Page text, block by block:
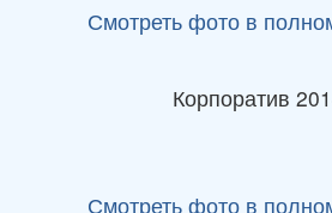
Смотреть фото в
Корпоратив
Смотреть фото в